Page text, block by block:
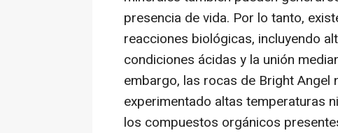
presencia de vida. Por lo tanto,
reacciones biológicas, incluyendo
condiciones ácidas y la unión
embargo, las rocas de Bright Angel
experimentado altas temperaturas
los compuestos orgánicos